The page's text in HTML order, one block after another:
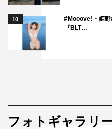
10
#Mooove!・姫野
『BLT…
フォトギャラリ